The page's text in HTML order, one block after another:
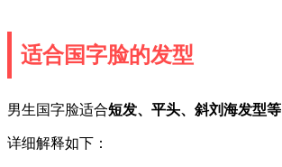
适合国字脸的发型
男生国字脸适合短发、平头、斜刘海发型等
详细解释如下：